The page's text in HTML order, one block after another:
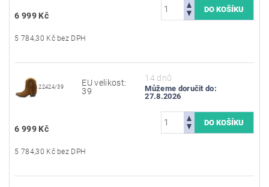
6 999 Kč
5 784,30 Kč bez DPH
22424/39
EU velikost:
39
14 dnů
Můžeme doručit do:
27.8.2026
6 999 Kč
5 784,30 Kč bez DPH